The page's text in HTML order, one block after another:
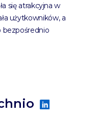
się atrakcyjna w
użytkowników, a
bezpośrednio